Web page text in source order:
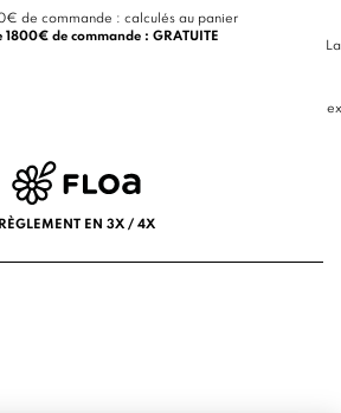
de commande : calculés au panier
de commande : GRATUITE
RÈGLEMENT EN 3X / 4X